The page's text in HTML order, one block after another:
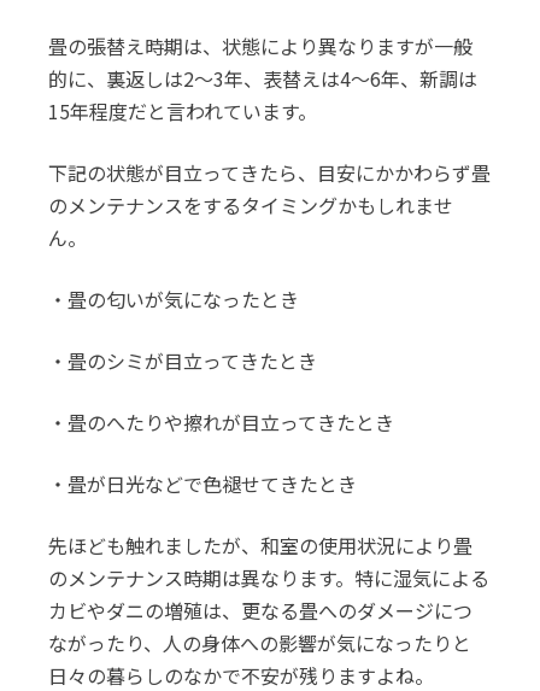
畳の張替え時期は、状態により異なりますが一般
的に、裏返しは2～3年、表替えは4～6年、新調は
15年程度だと言われています。
下記の状態が目立ってきたら、目安にかかわらず畳
のメンテナンスをするタイミングかもしれませ
ん。
・畳の匂いが気になったとき
・畳のシミが目立ってきたとき
・畳のへたりや擦れが目立ってきたとき
・畳が日光などで色褪せてきたとき
先ほども触れましたが、和室の使用状況により畳
のメンテナンス時期は異なります。特に湿気による
カビやダニの増殖は、更なる畳へのダメージにつ
ながったり、人の身体への影響が気になったりと
日々の暮らしのなかで不安が残りますよね。